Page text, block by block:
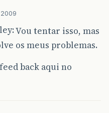
Vou tentar isso, mas
os meus problemas.
back aqui no